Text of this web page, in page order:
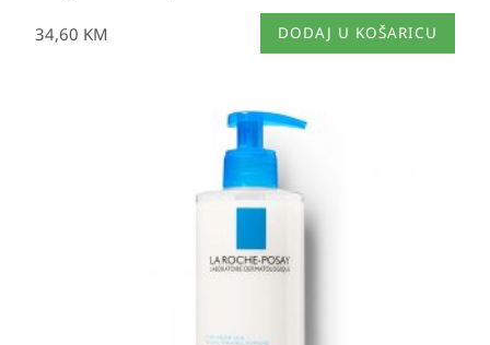
34,60 KM DODAJ U KOŠARICU